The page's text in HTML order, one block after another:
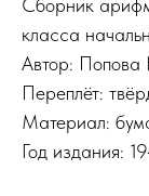
Сборник
класса
Автор: Попова
Переплёт:
Материал:
Год издания: